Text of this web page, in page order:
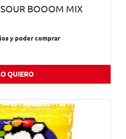
BOOOM MIX
y poder comprar
QUIERO